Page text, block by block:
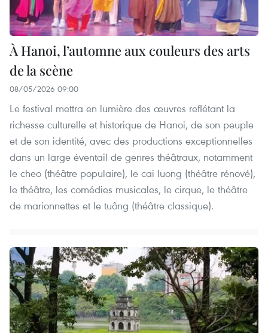
À Hanoi, l’automne aux couleurs des arts
de la scène
08/05/2026 09:00
Le festival mettra en lumière des œuvres reflétant la
richesse culturelle et historique de Hanoi, de son peuple
et de son identité, avec des productions exceptionnelles
dans un large éventail de genres théâtraux, notamment
le cheo (théâtre populaire), le cai luong (théâtre rénové),
le théâtre, les comédies musicales, le cirque, le théâtre
de marionnettes et le tuông (théâtre classique).